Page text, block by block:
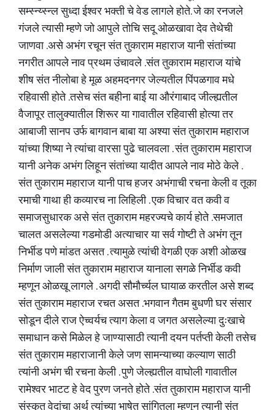
सम्स्न्य्स्न्ल सुध्दा ईश्वर भक्ती चे वेड लागले होते. जे का रनजले
गंजले त्यासी म्हणे जो आपुले तोचि सदू ओळखावा देव तेथेची
जाणवा .असे अभंग रचून संत तुकाराम महाराज यानी संतांच्या
नगरीत आपले नाव प्रथम उंचावले .संत तुकाराम महाराज यांचे
शीष संत नीलोबा हे मूळ अहमदनगर जेल्यतील पिंपळगाव मधे
रहिवासी होते .तसेच संत बहीना बाई या औरंगाबाद जील्ह्यतील
वैजापूर तालुक्यातील शिरूर या गावातील रहिवासी होत्या तर
आबाजी सानप उर्फ बागवान बाबा या अश्या संत तुकाराम महाराज
यांच्या शिष्या ने त्यांचा वारसा पुढे चालवला . संत तुकाराम महाराज
यानी अनेक अभंग लिहून संतांच्या यादीत आपले नाव मोठे केले .
संत तुकाराम महाराज यानी पाच हजर अभंगाची रचना केली व तूका
रमाची गाथा ही कव्यारच ना लिहिली . एक विचार वत कवी व
समाजसुधारक असे संत तुकाराम महरज्यचे कार्य होते .समजात
चालत असलेल्या गडमोडी अत्याचार या सर्व गोष्टी ते अभंग तून
निर्भीड पणे मांडत असत . त्यामुळे त्यांची वेगळी एक अशी ओळख
निर्माण जाली संत तुकाराम महाराज यानाला सगळे निर्भीड कवी
म्हणून ओळखू लागले . अगदी सौमौर्च्यल घायाळ करतील असे शब्द
संत तुकाराम महाराज रचत असत .भगवान गैतम बुधणी घर संसार
सोडून दीले राज ऐच्वर्यच त्याग केला व जगत असलेल्या दुःखाचे
समाधान कसे मिळेल हे जाण्यासाठी त्यानी दयन पर्तप्ती केली तसेच
संत तुकाराम महाराजानी केले जण सामन्याच्या कल्याण साठी
त्यांनी अभंग ची रचना केली . पुणे जेल्ह्यतील वाघोली गावातील
रामेश्वर भाटट हे वेद पुरण जनते होते .संत तुकाराम महाराज यानी